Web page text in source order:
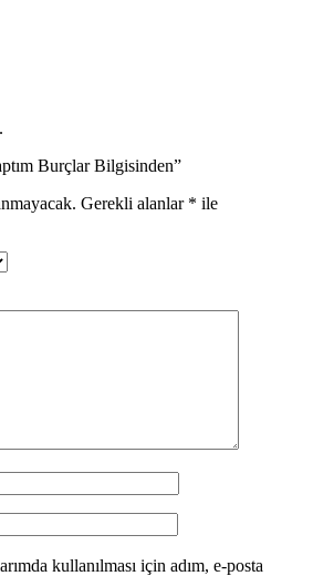
Burçlar Bilgisinden”
Gerekli alanlar * ile
kullanılması için adım, e-posta